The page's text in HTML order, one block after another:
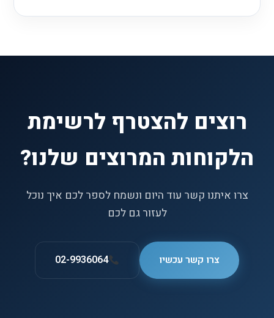
רוצים להצטרף לרשימת
הלקוחות המרוצים שלנו?
צרו איתנו קשר עוד היום ונשמח לספר לכם איך נוכל
לעזור גם לכם
צרו קשר עכשיו 02-9936064